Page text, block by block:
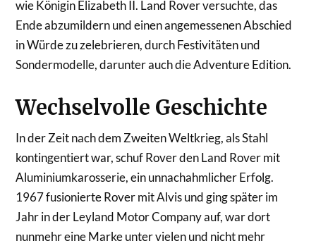
wie Königin Elizabeth II. Land Rover versuchte, das
Ende abzumildern und einen angemessenen Abschied
in Würde zu zelebrieren, durch Festivitäten und
Sondermodelle, darunter auch die Adventure Edition.
Wechselvolle Geschichte
In der Zeit nach dem Zweiten Weltkrieg, als Stahl
kontingentiert war, schuf Rover den Land Rover mit
Aluminiumkarosserie, ein unnachahmlicher Erfolg.
1967 fusionierte Rover mit Alvis und ging später im
Jahr in der Leyland Motor Company auf, war dort
nunmehr eine Marke unter vielen und nicht mehr